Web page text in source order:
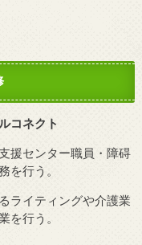
コネクト
援センター職員・障碍
を行う。
ライティングや介護業
を行う。